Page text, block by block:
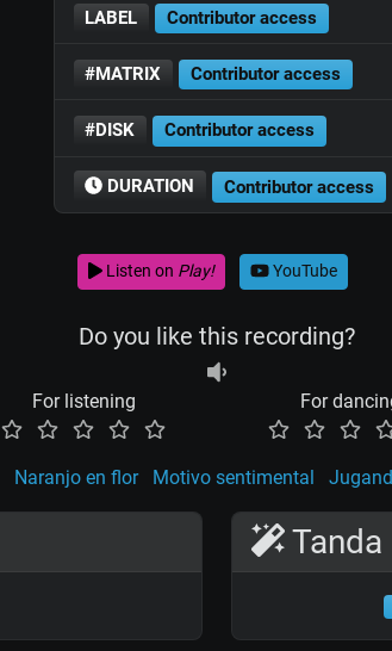
LABEL Contributor access
#MATRIX Contributor access
#DISK Contributor access
DURATION Contributor access
Listen on Play! YouTube
Do you like this recording?
For listening For
Naranjo en flor Motivo sentimental